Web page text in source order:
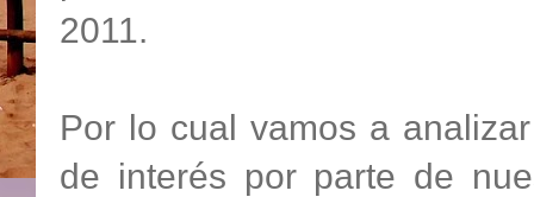
2011.
Por lo cual vamos a
de interés por parte de